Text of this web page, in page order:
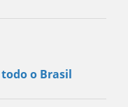
o Brasil